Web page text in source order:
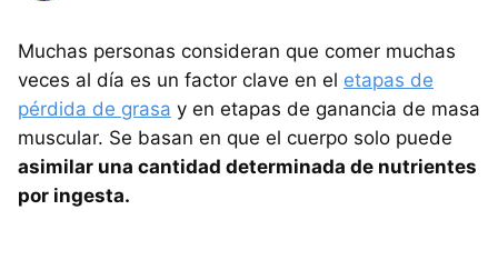
Muchas personas consideran que comer muchas
veces al día es un factor clave en el etapas de
pérdida de grasa y en etapas de ganancia de masa
muscular. Se basan en que el cuerpo solo puede
asimilar una cantidad determinada de nutrientes
por ingesta.